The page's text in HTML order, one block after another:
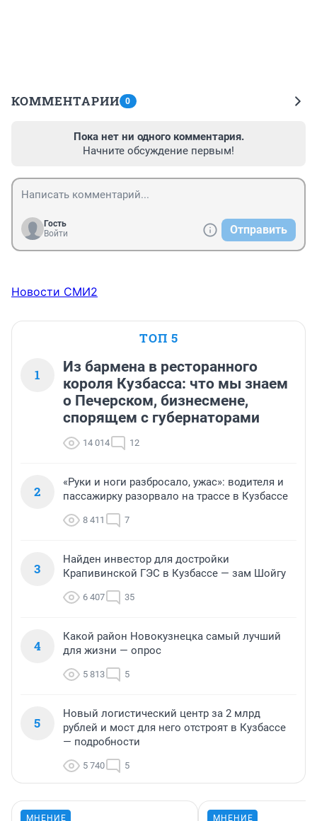
КОММЕНТАРИИ 0
Пока нет ни одного комментария.
Начните обсуждение первым!
Гость
Войти
Отправить
Новости СМИ2
ТОП 5
1
Из бармена в ресторанного
короля Кузбасса: что мы знаем
о Печерском, бизнесмене,
спорящем с губернаторами
14 014 12
2
«Руки и ноги разбросало, ужас»: водителя и
пассажирку разорвало на трассе в Кузбассе
8 411 7
3
Найден инвестор для достройки
Крапивинской ГЭС в Кузбассе — зам Шойгу
6 407 35
4
Какой район Новокузнецка самый лучший
для жизни — опрос
5 813 5
5
Новый логистический центр за 2 млрд
рублей и мост для него отстроят в Кузбассе
— подробности
5 740 5
МНЕНИЕ МНЕНИЕ